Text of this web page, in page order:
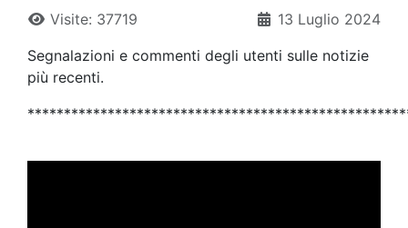
13 Luglio 2024
Visite: 37719
Segnalazioni e commenti degli utenti sulle notizie
più recenti.